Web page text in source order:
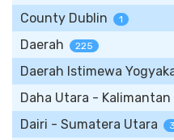
County Dublin 1
Daerah 225
Daerah Istimewa
Daha Utara - Kalimantan
Dairi - Sumatera Utara 3